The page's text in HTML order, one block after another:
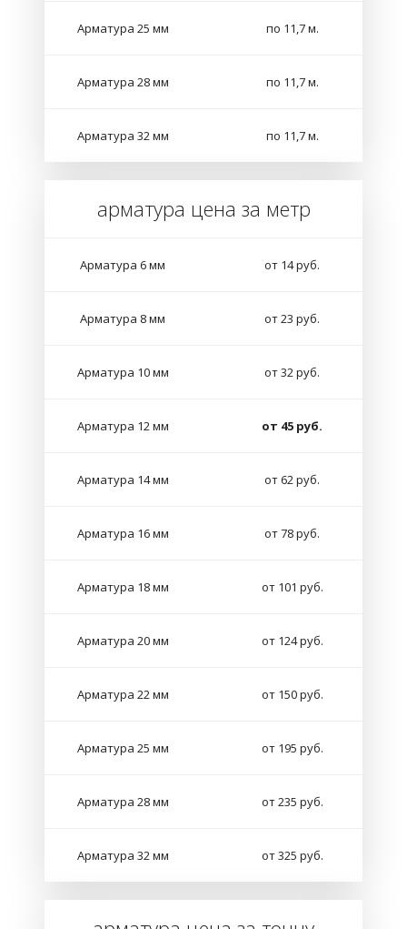
Арматура 25 мм по 11,7 м.
Арматура 28 мм по 11,7 м.
Арматура 32 мм по 11,7 м.
арматура цена за метр
Арматура 6 мм от 14 руб.
Арматура 8 мм от 23 руб.
Арматура 10 мм от 32 руб.
Арматура 12 мм от 45 руб.
Арматура 14 мм от 62 руб.
Арматура 16 мм от 78 руб.
Арматура 18 мм от 101 руб.
Арматура 20 мм от 124 руб.
Арматура 22 мм от 150 руб.
Арматура 25 мм от 195 руб.
Арматура 28 мм от 235 руб.
Арматура 32 мм от 325 руб.